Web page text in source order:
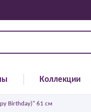
Коллекции
Birthday)" 61 см